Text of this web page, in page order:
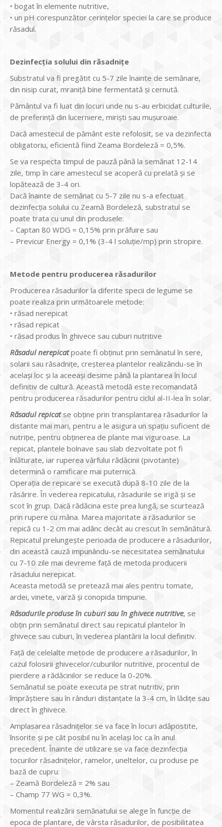
• bogat în elemente nutritive,
• un pH corespunzător cerințelor speciei la care se produce
răsadul.
Dezinfecția solului din răsadnițe
Substratul va fi pregătit cu 5-7 zile înainte de semănare,
din nisip curat, mraniţă bine fermentată și cernută.
Pământul va fi luat din locuri unde nu s-au erbicidat culturile,
de preferinţă din lucerniere, mirişti sau muşuroaie.
Dacă amestecul de pământ este refolosit, se va dezinfecta
obligatoriu, eficientă fiind Zeama Bordeleză = 0,5%.
Se va respecta timpul de pauză până la semănat 12-14
zile, timp în care amestecul se acoperă cu prelată şi se
lopătează de 3-4 ori.
Dacă înainte de semănat cu 5-7 zile nu s-a efectuat
dezinfecţia solului cu Zeamă Bordeleză, substratul se
poate trata cu unul din produsele:
– Captan 80 WDG = 0,15% prin prăfuire sau
– Previcur Energy = 0,1% (3-4 l soluţie/mp) prin stropire.
Metode pentru producerea răsadurilor
Producerea răsadurilor la diferite specii de legume se
poate realiza prin următoarele metode:
• răsad nerepicat
• răsad repicat
• răsad produs în ghivece sau cuburi nutritive
Răsadul nerepicatpoate fi obținut prin semănatul în sere,
solarii sau răsadnițe, creșterea plantelor realizându-se în
același loc și la aceeași desime până la plantarea în locul
definitiv de cultură. Această metodă este recomandată
pentru producerea răsadurilor pentru ciclul al-II-lea în solar.
Răsadul repicatse obține prin transplantarea răsadurilor la
distante mai mari, pentru a le asigura un spațiu suficient de
nutriție, pentru obținerea de plante mai viguroase. La
repicat, plantele bolnave sau slab dezvoltate pot fi
înlăturate, iar ruperea vârfului rădăcinii (pivotante)
determină o ramificare mai puternică.
Operația de repicare se execută după 8-10 zile de la
răsărire. În vederea repicatului, răsadurile se irigă și se
scot în grup. Dacă rădăcina este prea lungă, se scurtează
prin rupere cu mâna. Marea majoritate a răsadurilor se
repică cu 1-2 cm mai adânc decât au crescut în semănătură.
Repicatul prelungește perioada de producere a răsadurilor,
din această cauză impunându-se necesitatea semănatului
cu 7-10 zile mai devreme față de metoda producerii
răsadului nerepicat.
Aceasta metodă se pretează mai ales pentru tomate,
ardei, vinete, varză și conopida timpurie.
Răsadurile produse în cuburi sau în ghivece nutritive, se
obțin prin semănatul direct sau repicatul plantelor în
ghivece sau cuburi, în vederea plantării la locul definitiv.
Față de celelalte metode de producere a răsadurilor, în
cazul folosirii ghivecelor/cuburilor nutritive, procentul de
pierdere a rădăcinilor se reduce la 0-20%.
Semănatul se poate executa pe strat nutritiv, prin
împrăștiere sau în rânduri distanțate la 3-4 cm, în lădițe sau
direct în ghivece.
Amplasarea răsadniţelor se va face în locuri adăpostite,
însorite şi pe cât posibil nu în acelaşi loc ca în anul
precedent. Înainte de utilizare se va face dezinfecţia
tocurilor răsadniţelor, ramelor, uneltelor, cu produse pe
bază de cupru:
– Zeamă Bordeleză = 2% sau
– Champ 77 WG = 0,3%.
Momentul realizării semănatului se alege în funcție de
epoca de plantare, de vârsta răsadurilor, de posibilitatea